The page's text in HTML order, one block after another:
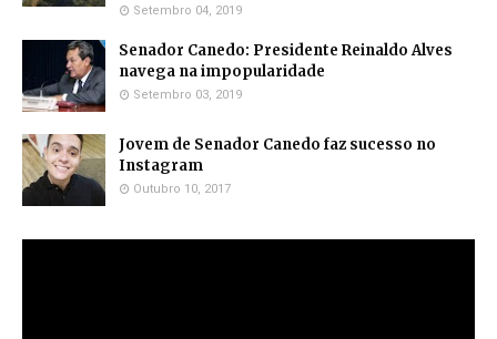
Setembro 04, 2019
Senador Canedo: Presidente Reinaldo Alves
navega na impopularidade
Setembro 03, 2019
Jovem de Senador Canedo faz sucesso no
Instagram
Outubro 10, 2017